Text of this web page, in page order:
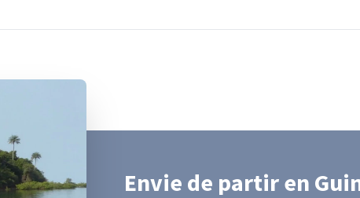
Envie de partiren